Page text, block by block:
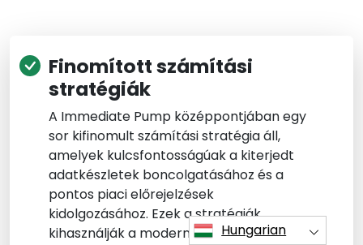
Finomított számítási
stratégiák
A Immediate Pump középpontjában egy
sor kifinomult számítási stratégia áll,
amelyek kulcsfontosságúak a kiterjedt
adatkészletek boncolgatásához és a
pontos piaci előrejelzések
kidolgozásához. Ezek a stratégiák
kihasználják a modern számítástechnika
Hungarian